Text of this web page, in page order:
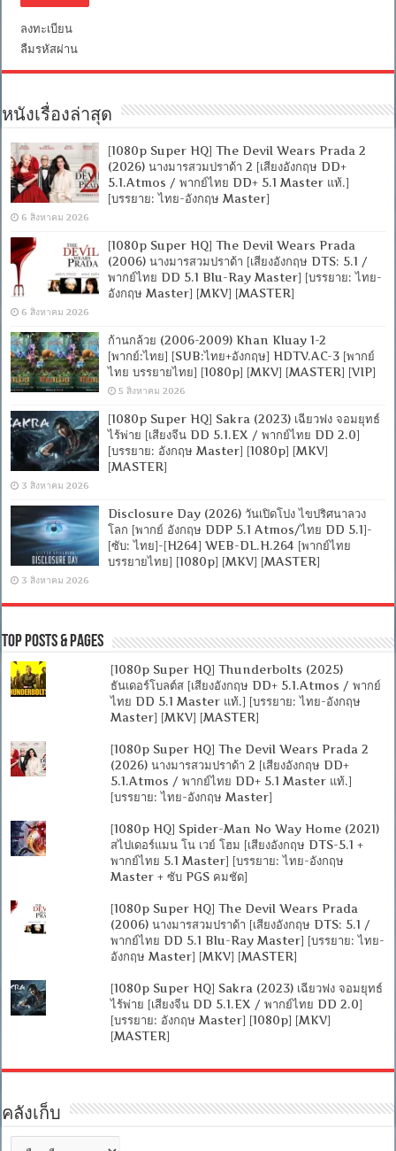
ไทย
ไทย
ไทย
Master
iTunes
+ซับ
PGS
คม
[MASTER]
ลงทะเบียน
ลืมรหัสผ่าน
หนังเรื่องล่าสุด
[1080p Super HQ] The Devil Wears Prada 2
(2026) นางมารสวมปราด้า 2 [เสียงอังกฤษ DD+
5.1.Atmos / พากย์ไทย DD+ 5.1 Master แท้.]
[บรรยาย: ไทย-อังกฤษ Master]
6 สิงหาคม 2026
[1080p Super HQ] The Devil Wears Prada
(2006) นางมารสวมปราด้า [เสียงอังกฤษ DTS: 5.1 /
พากย์ไทย DD 5.1 Blu-Ray Master] [บรรยาย: ไทย-
อังกฤษ Master] [MKV] [MASTER]
6 สิงหาคม 2026
ก้านกล้วย (2006-2009) Khan Kluay 1-2
[พากย์:ไทย] [SUB:ไทย+อังกฤษ] HDTV.AC-3 [พากย์
ไทย บรรยายไทย] [1080p] [MKV] [MASTER] [VIP]
5 สิงหาคม 2026
[1080p Super HQ] Sakra (2023) เฉียวฟง จอมยุทธ์
ไร้พ่าย [เสียงจีน DD 5.1.EX / พากย์ไทย DD 2.0]
[บรรยาย: อังกฤษ Master] [1080p] [MKV]
[MASTER]
3 สิงหาคม 2026
Disclosure Day (2026) วันเปิดโปง ไขปริศนาลวง
โลก [พากย์ อังกฤษ DDP 5.1 Atmos/ไทย DD 5.1]-
[ซับ: ไทย]-[H264] WEB-DL.H.264 [พากย์ไทย
บรรยายไทย] [1080p] [MKV] [MASTER]
3 สิงหาคม 2026
Top Posts & Pages
[1080p Super HQ] Thunderbolts (2025)
ธันเดอร์โบลต์ส [เสียงอังกฤษ DD+ 5.1.Atmos / พากย์
ไทย DD 5.1 Master แท้.] [บรรยาย: ไทย-อังกฤษ
Master] [MKV] [MASTER]
[1080p Super HQ] The Devil Wears Prada 2
(2026) นางมารสวมปราด้า 2 [เสียงอังกฤษ DD+
5.1.Atmos / พากย์ไทย DD+ 5.1 Master แท้.]
[บรรยาย: ไทย-อังกฤษ Master]
[1080p HQ] Spider-Man No Way Home (2021)
สไปเดอร์แมน โน เวย์ โฮม [เสียงอังกฤษ DTS-5.1 +
พากย์ไทย 5.1 Master] [บรรยาย: ไทย-อังกฤษ
Master + ซับ PGS คมชัด]
[1080p Super HQ] The Devil Wears Prada
(2006) นางมารสวมปราด้า [เสียงอังกฤษ DTS: 5.1 /
พากย์ไทย DD 5.1 Blu-Ray Master] [บรรยาย: ไทย-
อังกฤษ Master] [MKV] [MASTER]
[1080p Super HQ] Sakra (2023) เฉียวฟง จอมยุทธ์
ไร้พ่าย [เสียงจีน DD 5.1.EX / พากย์ไทย DD 2.0]
[บรรยาย: อังกฤษ Master] [1080p] [MKV]
[MASTER]
คลังเก็บ